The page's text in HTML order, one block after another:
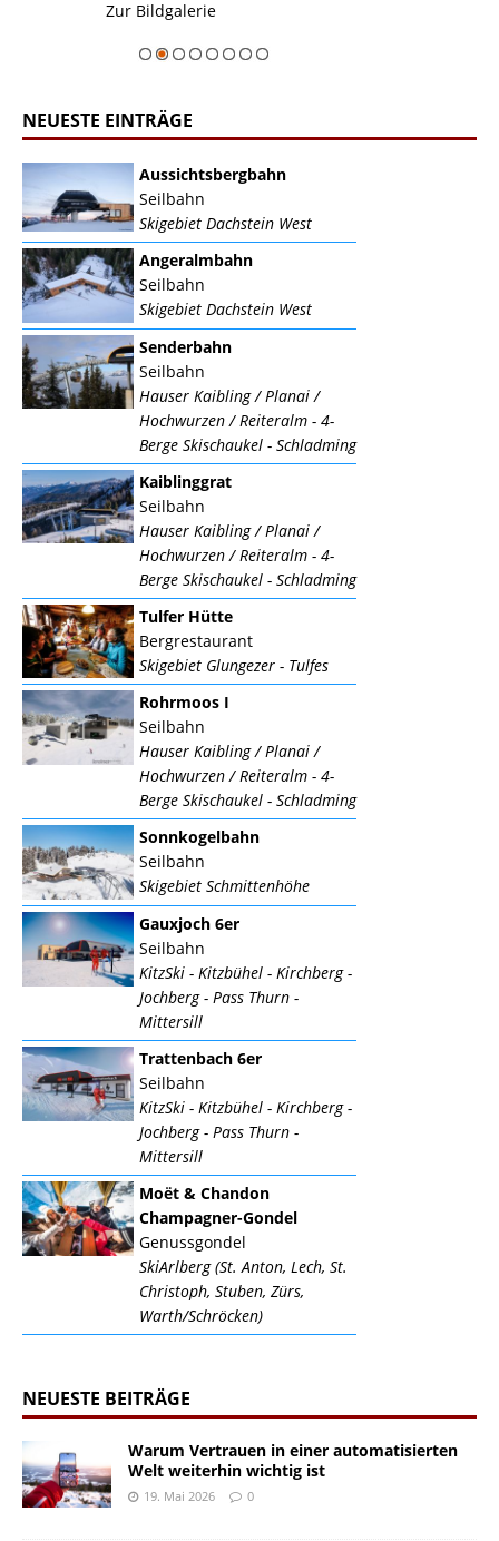
NEUESTE EINTRÄGE
Aussichtsbergbahn
Seilbahn
Skigebiet Dachstein West
Angeralmbahn
Seilbahn
Skigebiet Dachstein West
Senderbahn
Seilbahn
Hauser Kaibling / Planai /
Hochwurzen / Reiteralm - 4-
Berge Skischaukel - Schladming
Kaiblinggrat
Seilbahn
Hauser Kaibling / Planai /
Hochwurzen / Reiteralm - 4-
Berge Skischaukel - Schladming
Tulfer Hütte
Bergrestaurant
Skigebiet Glungezer - Tulfes
Rohrmoos I
Seilbahn
Hauser Kaibling / Planai /
Hochwurzen / Reiteralm - 4-
Berge Skischaukel - Schladming
Sonnkogelbahn
Seilbahn
Skigebiet Schmittenhöhe
Gauxjoch 6er
Seilbahn
KitzSki - Kitzbühel - Kirchberg -
Jochberg - Pass Thurn -
Mittersill
Trattenbach 6er
Seilbahn
KitzSki - Kitzbühel - Kirchberg -
Jochberg - Pass Thurn -
Mittersill
Moët & Chandon
Champagner-Gondel
Genussgondel
SkiArlberg (St. Anton, Lech, St.
Christoph, Stuben, Zürs,
Warth/Schröcken)
NEUESTE BEITRÄGE
Warum Vertrauen in einer automatisierten
Welt weiterhin wichtig ist
19. Mai 2026 0